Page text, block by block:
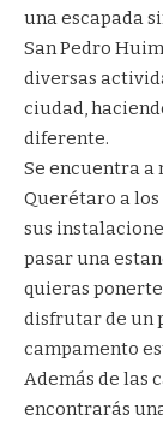
una escapada
San Pedro
diversas
ciudad,
diferente.
Se encuentra a
Querétaro a los
sus
pasar una
quieras
disfrutar de un
campamento
Además de las
encontrarás